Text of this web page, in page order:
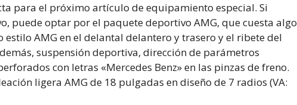
para el próximo artículo de equipamiento especial. Si
puede optar por el paquete deportivo AMG, que cuesta algo
estilo AMG en el delantal delantero y trasero y el ribete del
suspensión deportiva, dirección de parámetros
con letras «Mercedes Benz» en las pinzas de freno.
ligera AMG de 18 pulgadas en diseño de 7 radios (VA: